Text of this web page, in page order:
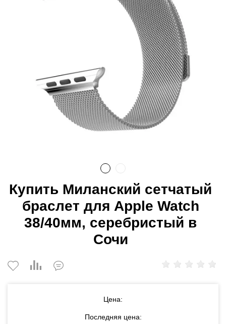
Купить Миланский сетчатый
браслет для Apple Watch
38/40мм, серебристый в
Сочи
Цена:
Последняя цена: